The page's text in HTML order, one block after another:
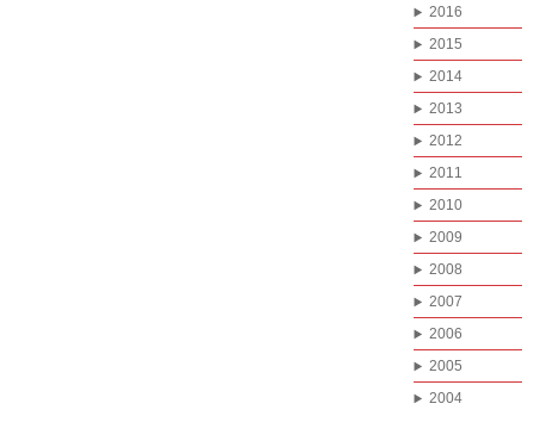
2016
2015
2014
2013
2012
2011
2010
2009
2008
2007
2006
2005
2004